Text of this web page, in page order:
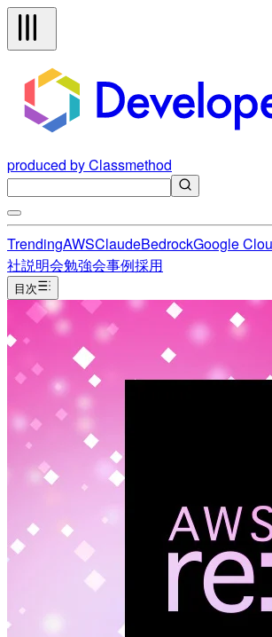
produced by Classmethod
TrendingAWSClaudeBedrockGoogle
社説明会勉強会事例採用
目次